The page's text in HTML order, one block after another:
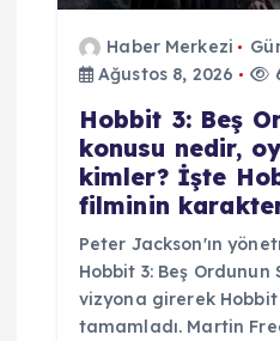
Haber Merkezi
Ağustos 8, 2026
Hobbit 3: Beş
konusu nedir,
kimler? İşte
filminin
Peter Jackson'ın
Hobbit 3: Beş Ordunun
vizyona girerek
tamamladı. Martin